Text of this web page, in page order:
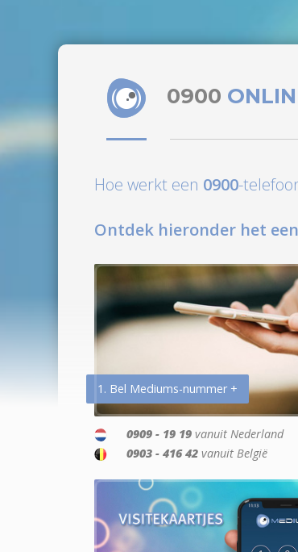
0900
Hoe werkt een 0900-
Ontdek hieronder het
1. Bel Mediums-nummer +
0909 - 19 19 vanuit Nederland
0903 - 416 42 vanuit België